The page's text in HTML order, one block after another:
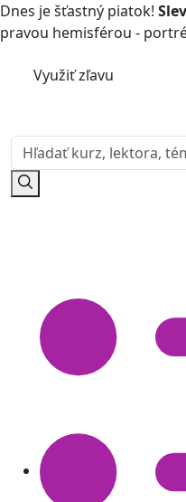
Dnes je šťastný piatok!
pravou hemisférou -
Využiť zľavu